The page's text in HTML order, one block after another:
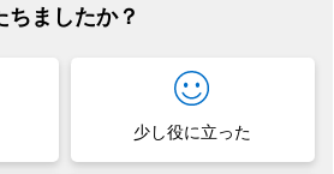
ちましたか？
少し役に立った